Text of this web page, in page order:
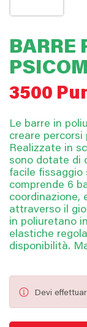
BARRE
3500
Le barre in
creare
Realizzate in
sono dotate di
facile fissaggio
comprende 6
coordinazione,
attraverso il
in poliuretano
elastiche
disponibilità.
Devi